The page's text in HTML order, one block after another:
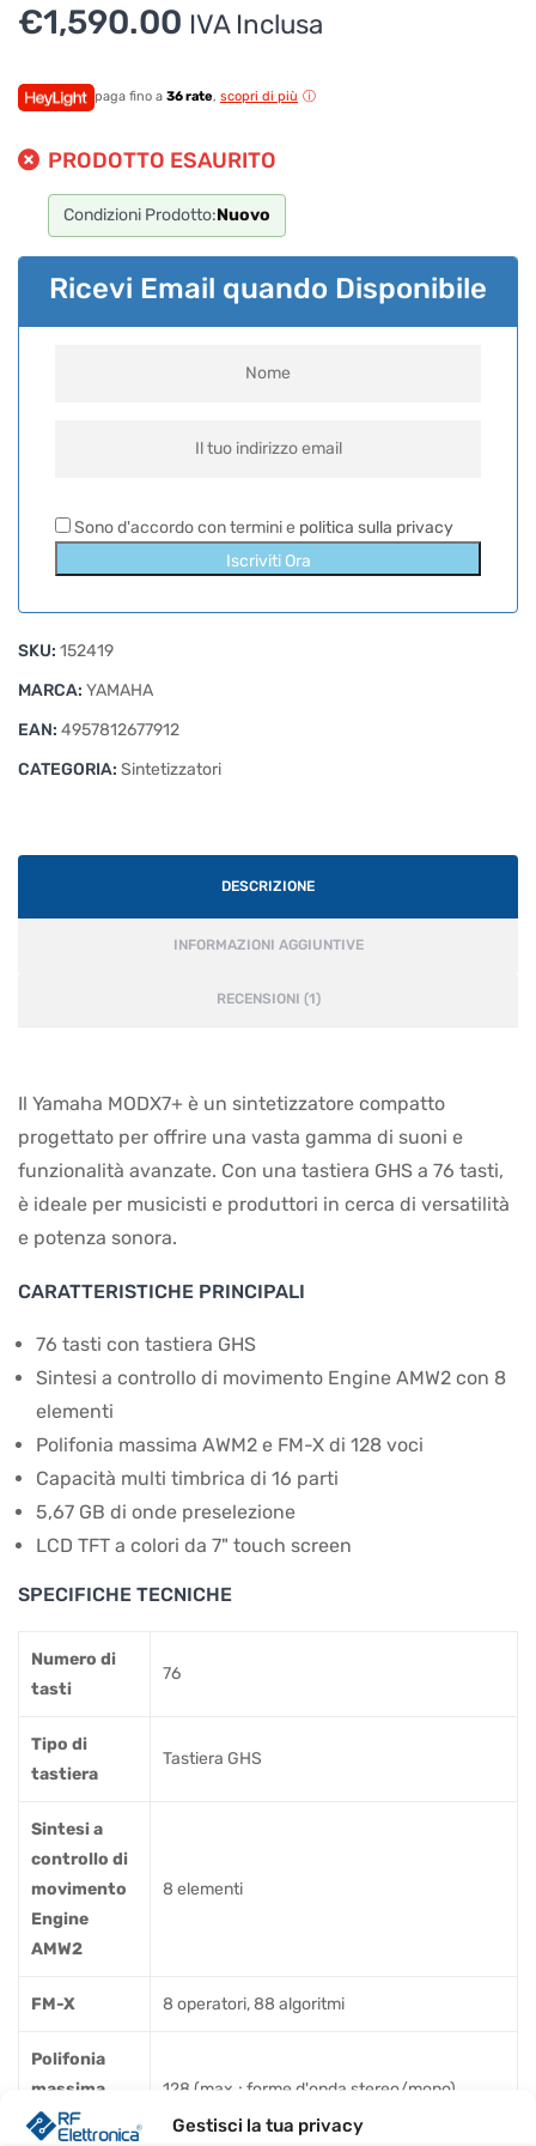
Gestisci la tua privacy
€1,590.00 IVA Inclusa
paga fino a 36 rate, scopri di più
PRODOTTO ESAURITO
Condizioni Prodotto:Nuovo
Ricevi Email quando Disponibile
Sono d'accordo con termini e politica sulla privacy
Iscriviti Ora
SKU: 152419
MARCA: YAMAHA
EAN: 4957812677912
CATEGORIA: Sintetizzatori
DESCRIZIONE
INFORMAZIONI AGGIUNTIVE
RECENSIONI (1)
Il Yamaha MODX7+ è un sintetizzatore compatto
progettato per offrire una vasta gamma di suoni e
funzionalità avanzate. Con una tastiera GHS a 76 tasti,
è ideale per musicisti e produttori in cerca di versatilità
e potenza sonora.
CARATTERISTICHE PRINCIPALI
76 tasti con tastiera GHS
Sintesi a controllo di movimento Engine AMW2 con 8
elementi
Polifonia massima AWM2 e FM-X di 128 voci
Capacità multi timbrica di 16 parti
5,67 GB di onde preselezione
LCD TFT a colori da 7" touch screen
SPECIFICHE TECNICHE
Numero di
tasti
76
Tipo di
tastiera
Tastiera GHS
Sintesi a
controllo di
movimento
Engine
AMW2
8 elementi
FM-X 8 operatori, 88 algoritmi
Polifonia
massima
AWM2
128 (max.; forme d'onda stereo/mono)
Per ottenere dettagli su un determinato prodotto